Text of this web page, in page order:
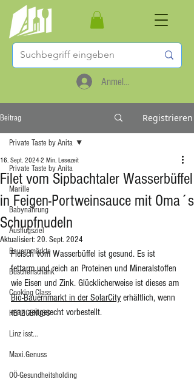
Anmelden
Beitrag Registrieren
Private Taste by Anita
Marille
Babynahrung
Ausflugsziel
Bauernmärkte
Buschenschank
Cooking Class
HERZGENUSS
Linz isst...
Maxi.Genuss
OÖ-Gesundheitsholding
Private Taste by Anita
Filet vom Sipbachtaler Wasserbüffel
in Feigen-Portweinsauce mit Oma´s
Schupfnudeln
16. Sept. 2024 2 Min. Lesezeit
Aktualisiert: 20. Sept. 2024
Fleisch vom Wasserbüffel ist gesund. Es ist
fettarm und reich an Proteinen und Mineralstoffen
wie Eisen und Zink. Glücklicherweise ist dieses am
Bio-Bauernmarkt in der SolarCity erhältlich, wenn
man zeitgerecht vorbestellt.